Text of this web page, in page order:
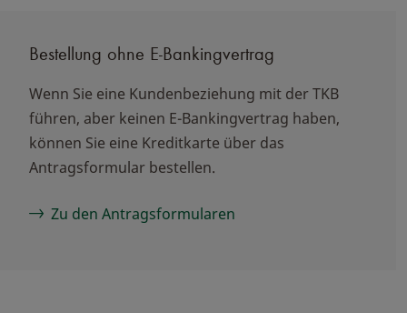
Bestellung ohne E-Bankingvertrag
Wenn Sie eine Kundenbeziehung mit der TKB
führen, aber keinen E-Bankingvertrag haben,
können Sie eine Kreditkarte über das
Antragsformular bestellen.
Zu den Antragsformularen